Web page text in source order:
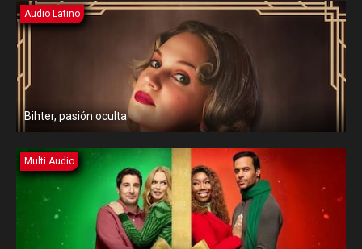
Audio Latino
Bihter, pasión oculta
Multi Audio